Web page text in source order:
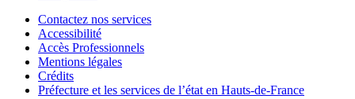
Contactez nos services
Accessibilité
Accès Professionnels
Mentions légales
Crédits
Préfecture et les services de l’état en Hauts-de-France